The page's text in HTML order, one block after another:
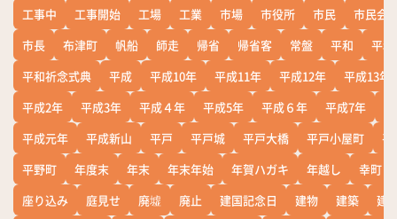
工事中
工事開始 工場 工業 市場 市役所 市民
市民会
市長
布津町 帆船 師走 帰省 帰省客 常盤 平和
平
平和祈念式典
平成 平成10年 平成11年 平成12年
平成13年
平成2年
平成3年 平成４年 平成5年 平成６年 平成7年
平成元年
平成新山 平戸 平戸城 平戸大橋 平戸小屋町
平
平野町
年度末 年末 年末年始 年賀ハガキ 年越し
幸町
座り込み
庭見せ 廃墟 廃止 建国記念日 建物 建築
建